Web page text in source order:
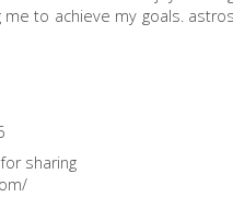
to achieve my goals.
sharing